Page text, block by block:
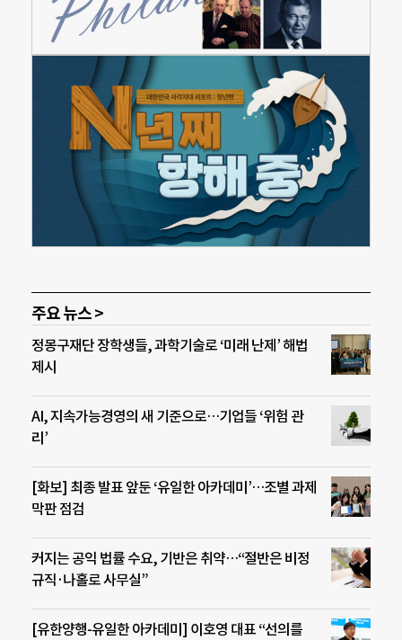
주요 뉴스 >
정몽구재단 장학생들, 과학기술로 ‘미래 난제’ 해법
제시
AI, 지속가능경영의 새 기준으로…기업들 ‘위험 관
리’
[화보] 최종 발표 앞둔 ‘유일한 아카데미’…조별 과제
막판 점검
커지는 공익 법률 수요, 기반은 취약…“절반은 비정
규직·나홀로 사무실”
[유한양행-유일한 아카데미] 이호영 대표 “선의를